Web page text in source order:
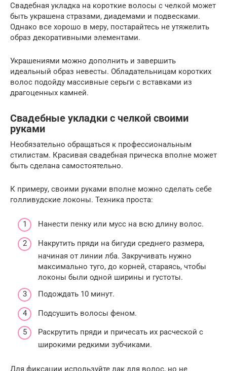
Свадебная укладка на короткие волосы с челкой может
быть украшена стразами, диадемами и подвесками.
Однако все хорошо в меру, постарайтесь не утяжелить
образ декоративными элементами.
Украшениями можно дополнить и завершить
идеальный образ невесты. Обладательницам коротких
волос подойду массивные серьги с вставками из
драгоценных камней.
Свадебные укладки с челкой своими
руками
Необязательно обращаться к профессиональным
стилистам. Красивая свадебная прическа вполне может
быть сделана самостоятельно.
К примеру, своими руками вполне можно сделать себе
голливудские локоны. Техника проста:
Нанести пенку или мусс на всю длину волос.
Накрутить пряди на бигуди среднего размера,
начиная от линии лба. Закручивать нужно
максимально туго, до корней, стараясь, чтобы
локоны были одной ширины и густоты.
Подождать 10 минут.
Подсушить волосы феном.
Раскрутить пряди и причесать их расческой с
широкими редкими зубчиками.
Для фиксации используйте лак для волос, но не